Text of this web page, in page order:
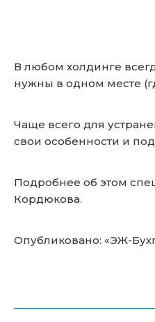
В любом холдинге
нужны в одном месте
Чаще всего для
свои особенности и
Подробнее об этом
Кордюкова.
Опубликовано: «ЭЖ-